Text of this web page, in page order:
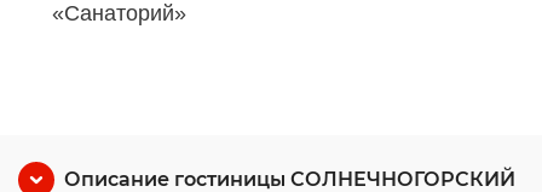
«Санаторий»
Описание гостиницы СОЛНЕЧНОГОРСКИЙ